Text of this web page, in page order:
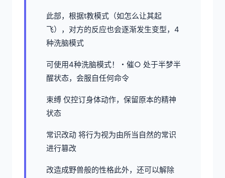
此部，根据t教模式（如怎么让其起
飞），对方的反应也会逐渐发生变型，4
种洗脑模式
可使用4种洗脑模式！・催○ 处于半梦半
醒状态，会服自任何命令
束缚 仅控订身体动作，保留原本的精神
状态
常识改动 将行为视为由所当自然的常识
进行篡改
改造成野兽般的性格此外，还可以解除